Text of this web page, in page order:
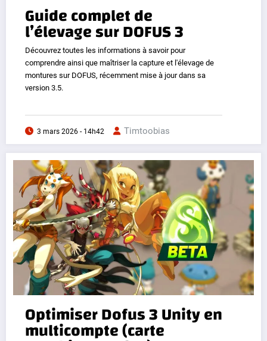
Guide complet de
l’élevage sur DOFUS 3
Découvrez toutes les informations à savoir pour
comprendre ainsi que maîtriser la capture et l'élevage de
montures sur DOFUS, récemment mise à jour dans sa
version 3.5.
3 mars 2026 - 14h42 Timtoobias
Optimiser Dofus 3 Unity en
multicompte (carte